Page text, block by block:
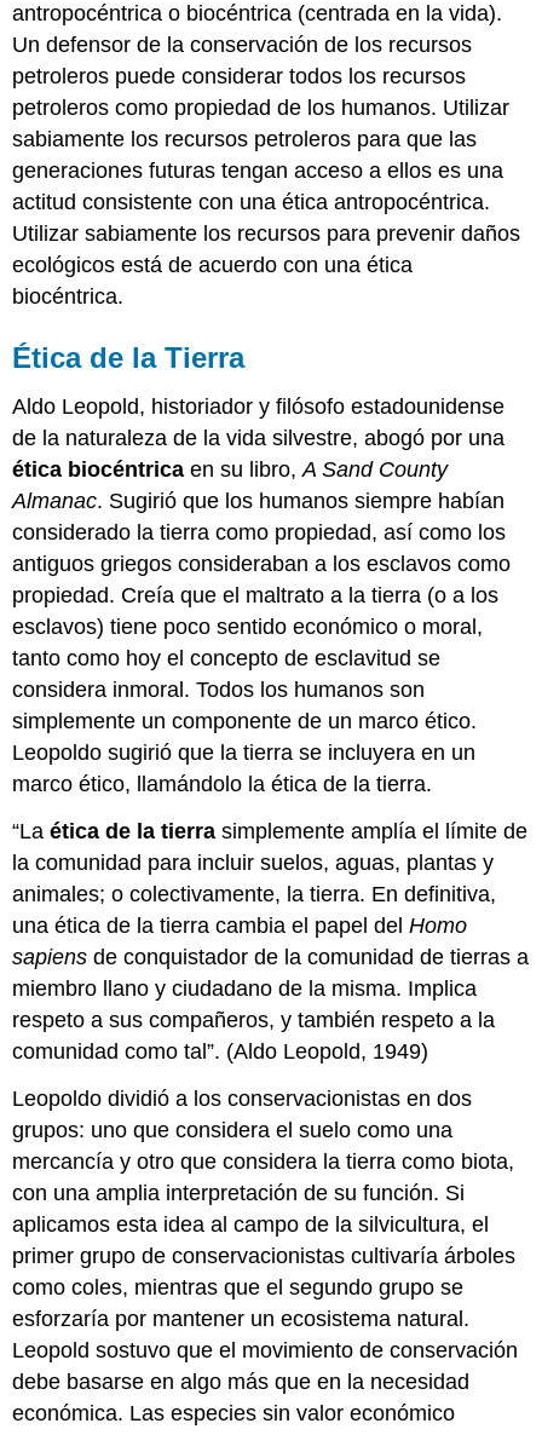
antropocéntrica o biocéntrica (centrada en la vida).
Un defensor de la conservación de los recursos
petroleros puede considerar todos los recursos
petroleros como propiedad de los humanos. Utilizar
sabiamente los recursos petroleros para que las
generaciones futuras tengan acceso a ellos es una
actitud consistente con una ética antropocéntrica.
Utilizar sabiamente los recursos para prevenir daños
ecológicos está de acuerdo con una ética
biocéntrica.
Ética de la Tierra
Aldo Leopold, historiador y filósofo estadounidense
de la naturaleza de la vida silvestre, abogó por una
ética biocéntrica en su libro,A Sand County
Almanac. Sugirió que los humanos siempre habían
considerado la tierra como propiedad, así como los
antiguos griegos consideraban a los esclavos como
propiedad. Creía que el maltrato a la tierra (o a los
esclavos) tiene poco sentido económico o moral,
tanto como hoy el concepto de esclavitud se
considera inmoral. Todos los humanos son
simplemente un componente de un marco ético.
Leopoldo sugirió que la tierra se incluyera en un
marco ético, llamándolo la ética de la tierra.
“Laética de la tierra simplemente amplía el límite de
la comunidad para incluir suelos, aguas, plantas y
animales; o colectivamente, la tierra. En definitiva,
una ética de la tierra cambia el papel delHomo
sapiens de conquistador de la comunidad de tierras a
miembro llano y ciudadano de la misma. Implica
respeto a sus compañeros, y también respeto a la
comunidad como tal”. (Aldo Leopold, 1949)
Leopoldo dividió a los conservacionistas en dos
grupos: uno que considera el suelo como una
mercancía y otro que considera la tierra como biota,
con una amplia interpretación de su función. Si
aplicamos esta idea al campo de la silvicultura, el
primer grupo de conservacionistas cultivaría árboles
como coles, mientras que el segundo grupo se
esforzaría por mantener un ecosistema natural.
Leopold sostuvo que el movimiento de conservación
debe basarse en algo más que en la necesidad
económica. Las especies sin valor económico